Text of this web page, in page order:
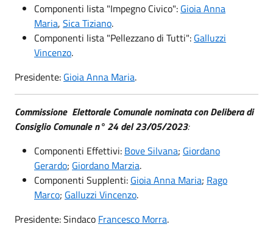
Componenti lista "Impegno Civico": Gioia Anna
Maria, Sica Tiziano.
Componenti lista "Pellezzano di Tutti": Galluzzi
Vincenzo.
Presidente: Gioia Anna Maria.
Commissione Elettorale Comunale nominata con Delibera di
Consiglio Comunale n° 24 del 23/05/2023:
Componenti Effettivi: Bove Silvana; Giordano
Gerardo; Giordano Marzia.
Componenti Supplenti: Gioia Anna Maria; Rago
Marco; Galluzzi Vincenzo.
Presidente: Sindaco Francesco Morra.